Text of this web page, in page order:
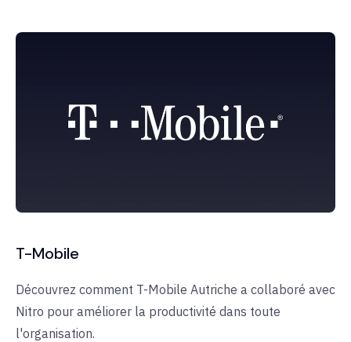
T-Mobile
Découvrez comment T-Mobile Autriche a collaboré avec
Nitro pour améliorer la productivité dans toute
l'organisation.